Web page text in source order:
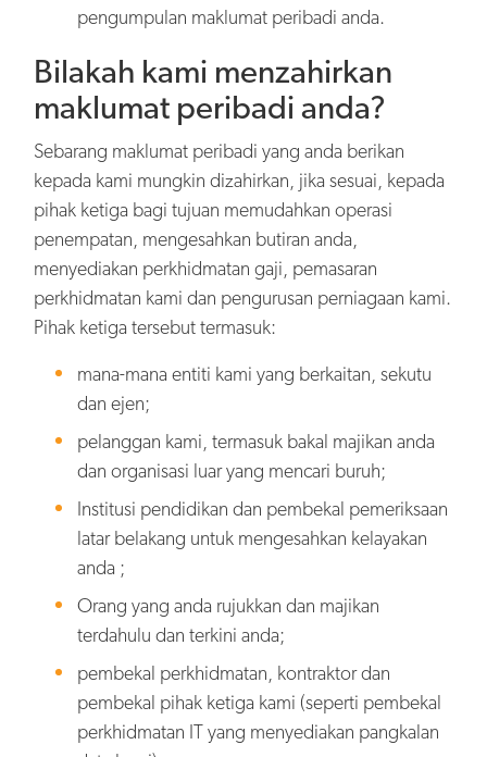
pengumpulan maklumat peribadi anda.
Bilakah kami menzahirkan
maklumat peribadi anda?
Sebarang maklumat peribadi yang anda berikan
kepada kami mungkin dizahirkan, jika sesuai, kepada
pihak ketiga bagi tujuan memudahkan operasi
penempatan, mengesahkan butiran anda,
menyediakan perkhidmatan gaji, pemasaran
perkhidmatan kami dan pengurusan perniagaan kami.
Pihak ketiga tersebut termasuk:
mana-mana entiti kami yang berkaitan, sekutu
dan ejen;
pelanggan kami, termasuk bakal majikan anda
dan organisasi luar yang mencari buruh;
Institusi pendidikan dan pembekal pemeriksaan
latar belakang untuk mengesahkan kelayakan
anda ;
Orang yang anda rujukkan dan majikan
terdahulu dan terkini anda;
pembekal perkhidmatan, kontraktor dan
pembekal pihak ketiga kami (seperti pembekal
perkhidmatan IT yang menyediakan pangkalan